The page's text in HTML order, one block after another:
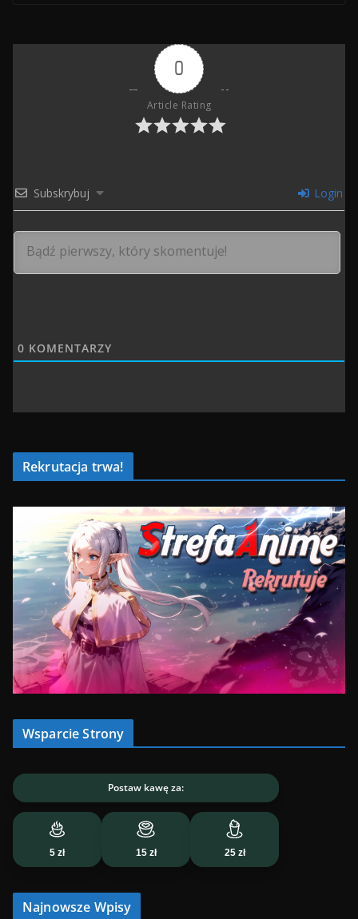
0
Article Rating
Subskrybuj Login
0 KOMENTARZY
Rekrutacja trwa!
Wsparcie Strony
Postaw kawę za:
5 zł 15 zł 25 zł
Najnowsze Wpisy